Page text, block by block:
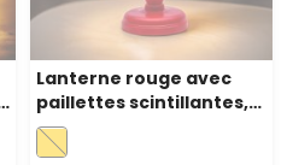
Lanterne rouge avec
paillettes scintillantes,
h. 21 cm, LED blanc
chaud, musiques de Noël